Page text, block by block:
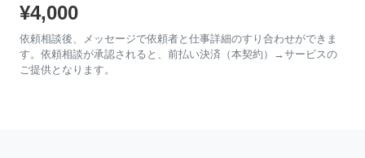
¥4,000
依頼相談後、メッセージで依頼者と仕事詳細のすり合わせができま
す。依頼相談が承認されると、前払い決済（本契約）→サービスの
ご提供となります。